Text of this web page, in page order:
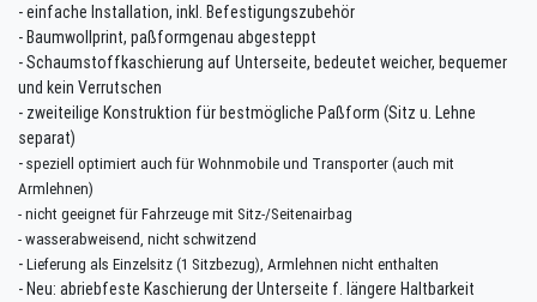
- einfache Installation, inkl. Befestigungszubehör
- Baumwollprint, paßformgenau abgesteppt
- Schaumstoffkaschierung auf Unterseite, bedeutet weicher, bequemer
und kein Verrutschen
- zweiteilige Konstruktion für bestmögliche Paßform (Sitz u. Lehne
separat)
-speziell optimiert auch für Wohnmobile und Transporter (auch mit
Armlehnen)
- nicht geeignet für Fahrzeuge mit Sitz-/Seitenairbag
- wasserabweisend, nicht schwitzend
-Lieferung als Einzelsitz (1 Sitzbezug), Armlehnen nicht enthalten
- Neu: abriebfeste Kaschierung der Unterseite f. längere Haltbarkeit